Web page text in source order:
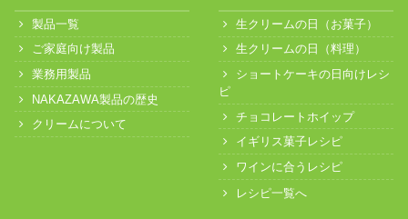
製品一覧
ご家庭向け製品
業務用製品
NAKAZAWA製品の歴史
クリームについて
生クリームの日（お菓子）
生クリームの日（料理）
ショートケーキの日向けレシ
ピ
チョコレートホイップ
イギリス菓子レシピ
ワインに合うレシピ
レシピ一覧へ